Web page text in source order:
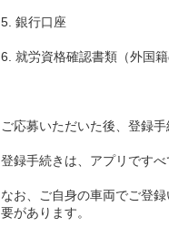
5. 銀行口座
6. 就労資格確認書類（外国籍
ご応募いただいた後、登録手
登録手続きは、アプリですべ
なお、ご自身の車両でご登
要があります。